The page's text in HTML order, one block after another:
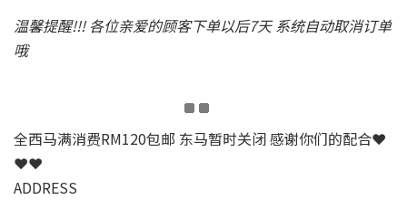
温馨提醒!!! 各位亲爱的顾客下单以后7天 系统自动取消订单
哦
全西马满消费RM120包邮 东马暂时关闭 感谢你们的配合❤
❤❤
ADDRESS